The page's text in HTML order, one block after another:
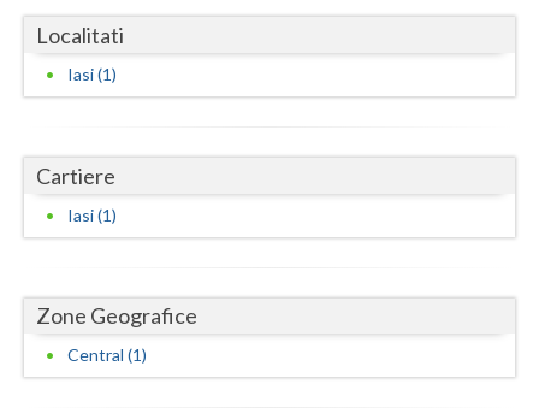
Gorj
Harghita
Iasi
Maramures
Mehedinti
Localitati
Iasi (1)
Cartiere
Iasi (1)
Zone Geografice
Central (1)